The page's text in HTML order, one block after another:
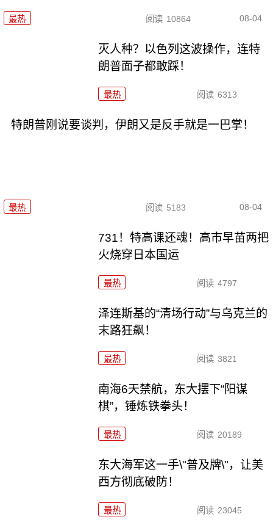
最热 阅读 10864 08-04
灭人种？以色列这波操作，连特
朗普面子都敢踩！
最热 阅读 6313
特朗普刚说要谈判，伊朗又是反手就是一巴掌！
最热 阅读 5183 08-04
731！特高课还魂！高市早苗两把
火烧穿日本国运
最热 阅读 4797
泽连斯基的“清场行动”与乌克兰的
末路狂飙！
最热 阅读 3821
南海6天禁航，东大摆下“阳谋
棋”，锤炼铁拳头！
最热 阅读 20189
东大海军这一手\"普及牌\"，让美
西方彻底破防！
最热 阅读 23045